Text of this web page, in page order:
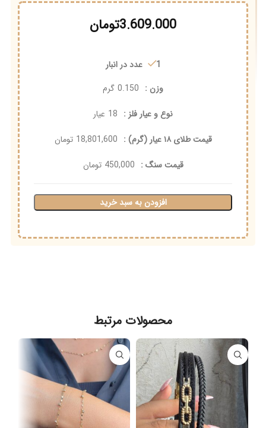
3.609.000تومان
1 عدد در انبار
وزن : 0.150 گرم
نوع و عیار فلز : 18 عیار
قیمت طلای ۱۸ عیار (گرم) :
18,801,600 تومان
قیمت سنگ : 450,000 تومان
افزودن به سبد خرید
محصولات مرتبط